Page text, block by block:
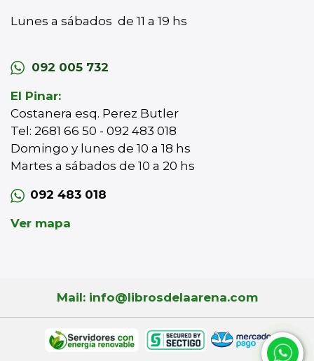
Lunes a sábados de 11 a 19 hs
092 005 732
El Pinar:
Costanera esq. Perez Butler
Tel: 2681 66 50 - 092 483 018
Domingo y lunes de 10 a 18 hs
Martes a sábados de 10 a 20 hs
092 483 018
Ver mapa
Mail: info@librosdelaarena.com